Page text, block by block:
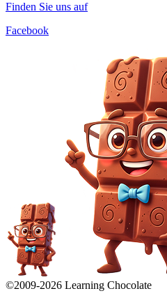
Finden Sie uns auf
Facebook
©2009-2026 Learning Chocolate